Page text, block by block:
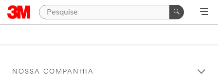
NOSSA COMPANHIA